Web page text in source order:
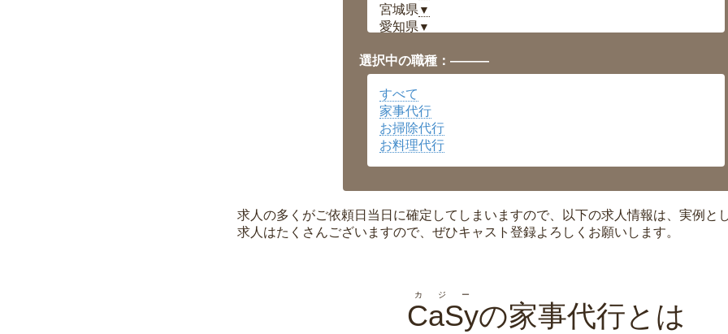
宮城県 ▼
愛知県 ▼
岡山県▼
広島県▼
沖縄県
選択中の職種：———
すべて
家事代行
お掃除代行
お料理代行
求人の多くがご依頼日当日に確定してしまいますので、以下の求人情報は、実例と
求人はたくさんございますので、ぜひキャスト登録よろしくお願いします。
CaSy
カジー
の家事代行とは